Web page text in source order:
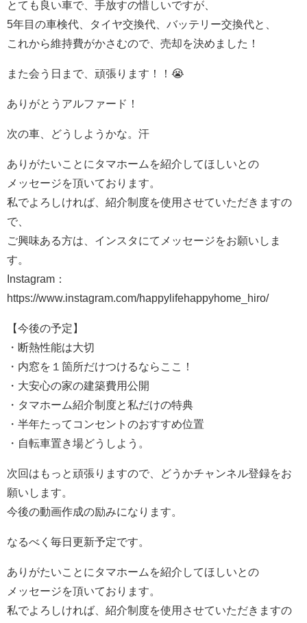
とても良い車で、手放すの惜しいですが、
5年目の車検代、タイヤ交換代、バッテリー交換代と、
これから維持費がかさむので、売却を決めました！
また会う日まで、頑張ります！！😭
ありがとうアルファード！
次の車、どうしようかな。汗
ありがたいことにタマホームを紹介してほしいとの
メッセージを頂いております。
私でよろしければ、紹介制度を使用させていただきますの
で、
ご興味ある方は、インスタにてメッセージをお願いしま
す。
Instagram：
https://www.instagram.com/happylifehappyhome_hiro/
【今後の予定】
・断熱性能は大切
・内窓を１箇所だけつけるならここ！
・大安心の家の建築費用公開
・タマホーム紹介制度と私だけの特典
・半年たってコンセントのおすすめ位置
・自転車置き場どうしよう。
次回はもっと頑張りますので、どうかチャンネル登録をお
願いします。
今後の動画作成の励みになります。
なるべく毎日更新予定です。
ありがたいことにタマホームを紹介してほしいとの
メッセージを頂いております。
私でよろしければ、紹介制度を使用させていただきますの